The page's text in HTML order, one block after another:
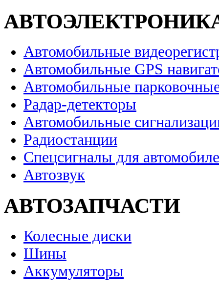
Автомобильные
Автомобильные GPS
Автомобильные
Радар-детекторы
Автомобильные
Радиостанции
Спецсигналы для
Автозвук
АВТОЗАПЧАСТИ
Колесные диски
Шины
Аккумуляторы